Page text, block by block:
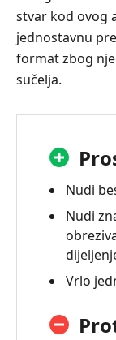
stvar kod ovog
jednostavnu
format zbog
sučelja.
Nudi
Nudi
Vrlo